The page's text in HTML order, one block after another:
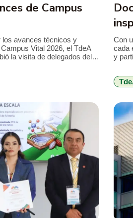
de Campus
los avances técnicos y
Vital 2026, el TdeA
la visita de delegados del
estrategias de
Con
cada
y
de